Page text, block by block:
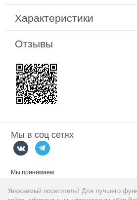
Характеристики
Отзывы
Мы в соц сетях
Мы принимаем
Уважаемый посетитель! Для лучшего